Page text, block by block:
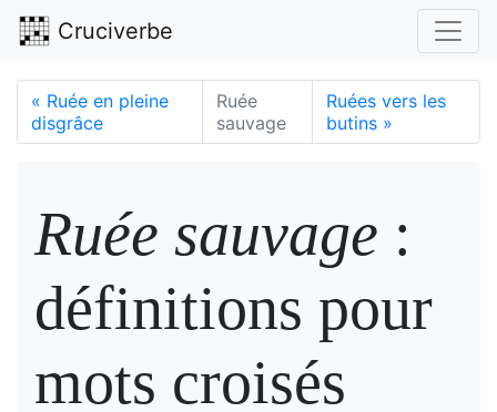
Cruciverbe
« Ruée en pleine
disgrâce
Ruée
sauvage
Ruées vers les
butins »
Ruée sauvage :
définitions pour
mots croisés